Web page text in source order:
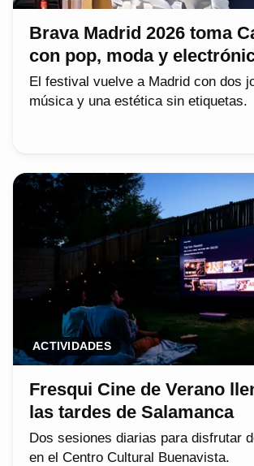
Brava Madrid 2026 toma
con pop, moda y
El festival vuelve a Madrid con dos
música y una estética sin etiquetas.
ACTIVIDADES
Fresqui Cine de Verano
las tardes de Salamanca
Dos sesiones diarias para disfrutar
en el Centro Cultural Buenavista.